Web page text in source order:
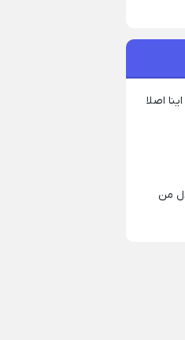
اصلا
من